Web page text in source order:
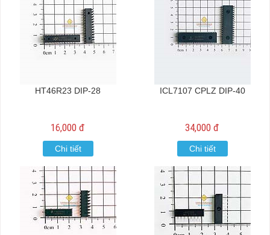
HT46R23 DIP-28
16,000 đ
Chi tiết
ICL7107 CPLZ DIP-40
34,000 đ
Chi tiết